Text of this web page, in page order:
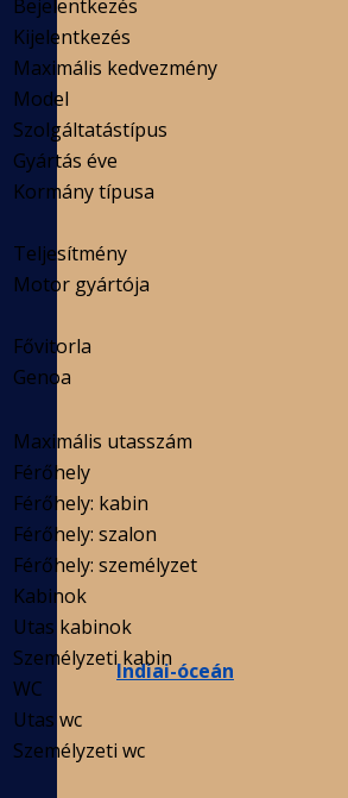
Indiai-óceán
Bejelentkezés
Kijelentkezés
Maximális kedvezmény
Model
Szolgáltatástípus
Gyártás éve
Kormány típusa
Teljesítmény
Motor gyártója
Fővitorla
Genoa
Maximális utasszám
Férőhely
Férőhely: kabin
Férőhely: szalon
Férőhely: személyzet
Kabinok
Utas kabinok
Személyzeti kabin
WC
Utas wc
Személyzeti wc